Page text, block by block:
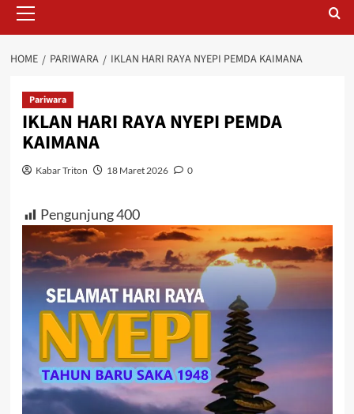
Menu
HOME PARIWARA IKLAN HARI RAYA NYEPI PEMDA KAIMANA
Pariwara
IKLAN HARI RAYA NYEPI PEMDA
KAIMANA
Kabar Triton 18 Maret 2026 0
Pengunjung400